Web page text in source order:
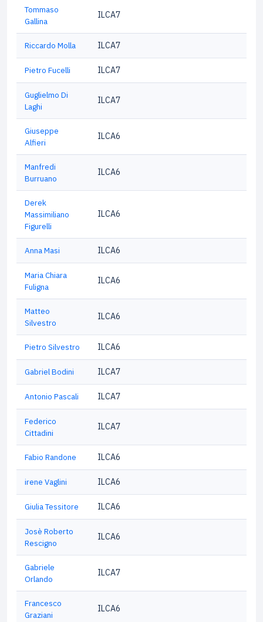
Tommaso
Gallina
ILCA7
Riccardo Molla ILCA7
Pietro Fucelli ILCA7
Guglielmo Di
Laghi
ILCA7
Giuseppe
Alfieri
ILCA6
Manfredi
Burruano
ILCA6
Derek
Massimiliano
Figurelli
ILCA6
Anna Masi ILCA6
Maria Chiara
Fuligna
ILCA6
Matteo
Silvestro
ILCA6
Pietro Silvestro ILCA6
Gabriel Bodini ILCA7
Antonio Pascali ILCA7
Federico
Cittadini
ILCA7
Fabio Randone ILCA6
irene Vaglini ILCA6
Giulia Tessitore ILCA6
Josè Roberto
Rescigno
ILCA6
Gabriele
Orlando
ILCA7
Francesco
Graziani
ILCA6